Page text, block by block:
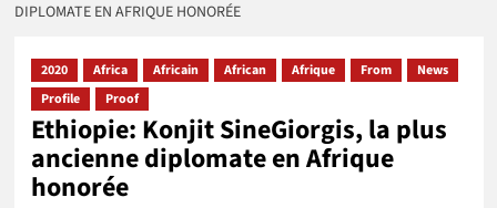
DIPLOMATE EN AFRIQUE HONORÉE
2020 Africa Africain African Afrique From
News
Profile
Proof
Ethiopie: Konjit SineGiorgis, la plus
ancienne diplomate en Afrique
honorée